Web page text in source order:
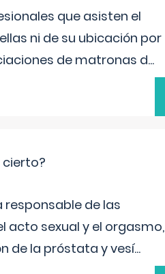
que asisten el
ni de su ubicación por
de matronas d...
cierto?
responsable de las
acto sexual y el orgasmo,
de la próstata y vesí...